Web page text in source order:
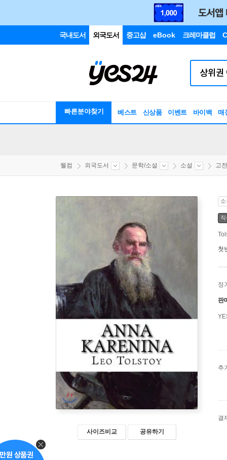
국내도서 외국도서 중고샵 eBook 크레마클럽
빠른분야찾기 베스트 신상품 이벤트 바이백 매
웰컴 외국도서 문학/소설 소설 고
사이즈비교 공유하기
첫
정
판
추
결